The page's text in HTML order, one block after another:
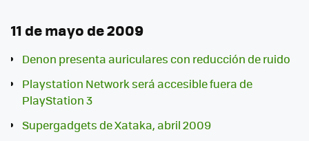
11 de mayo de 2009
Denon presenta auriculares con reducción de ruido
Playstation Network será accesible fuera de
PlayStation 3
Supergadgets de Xataka, abril 2009